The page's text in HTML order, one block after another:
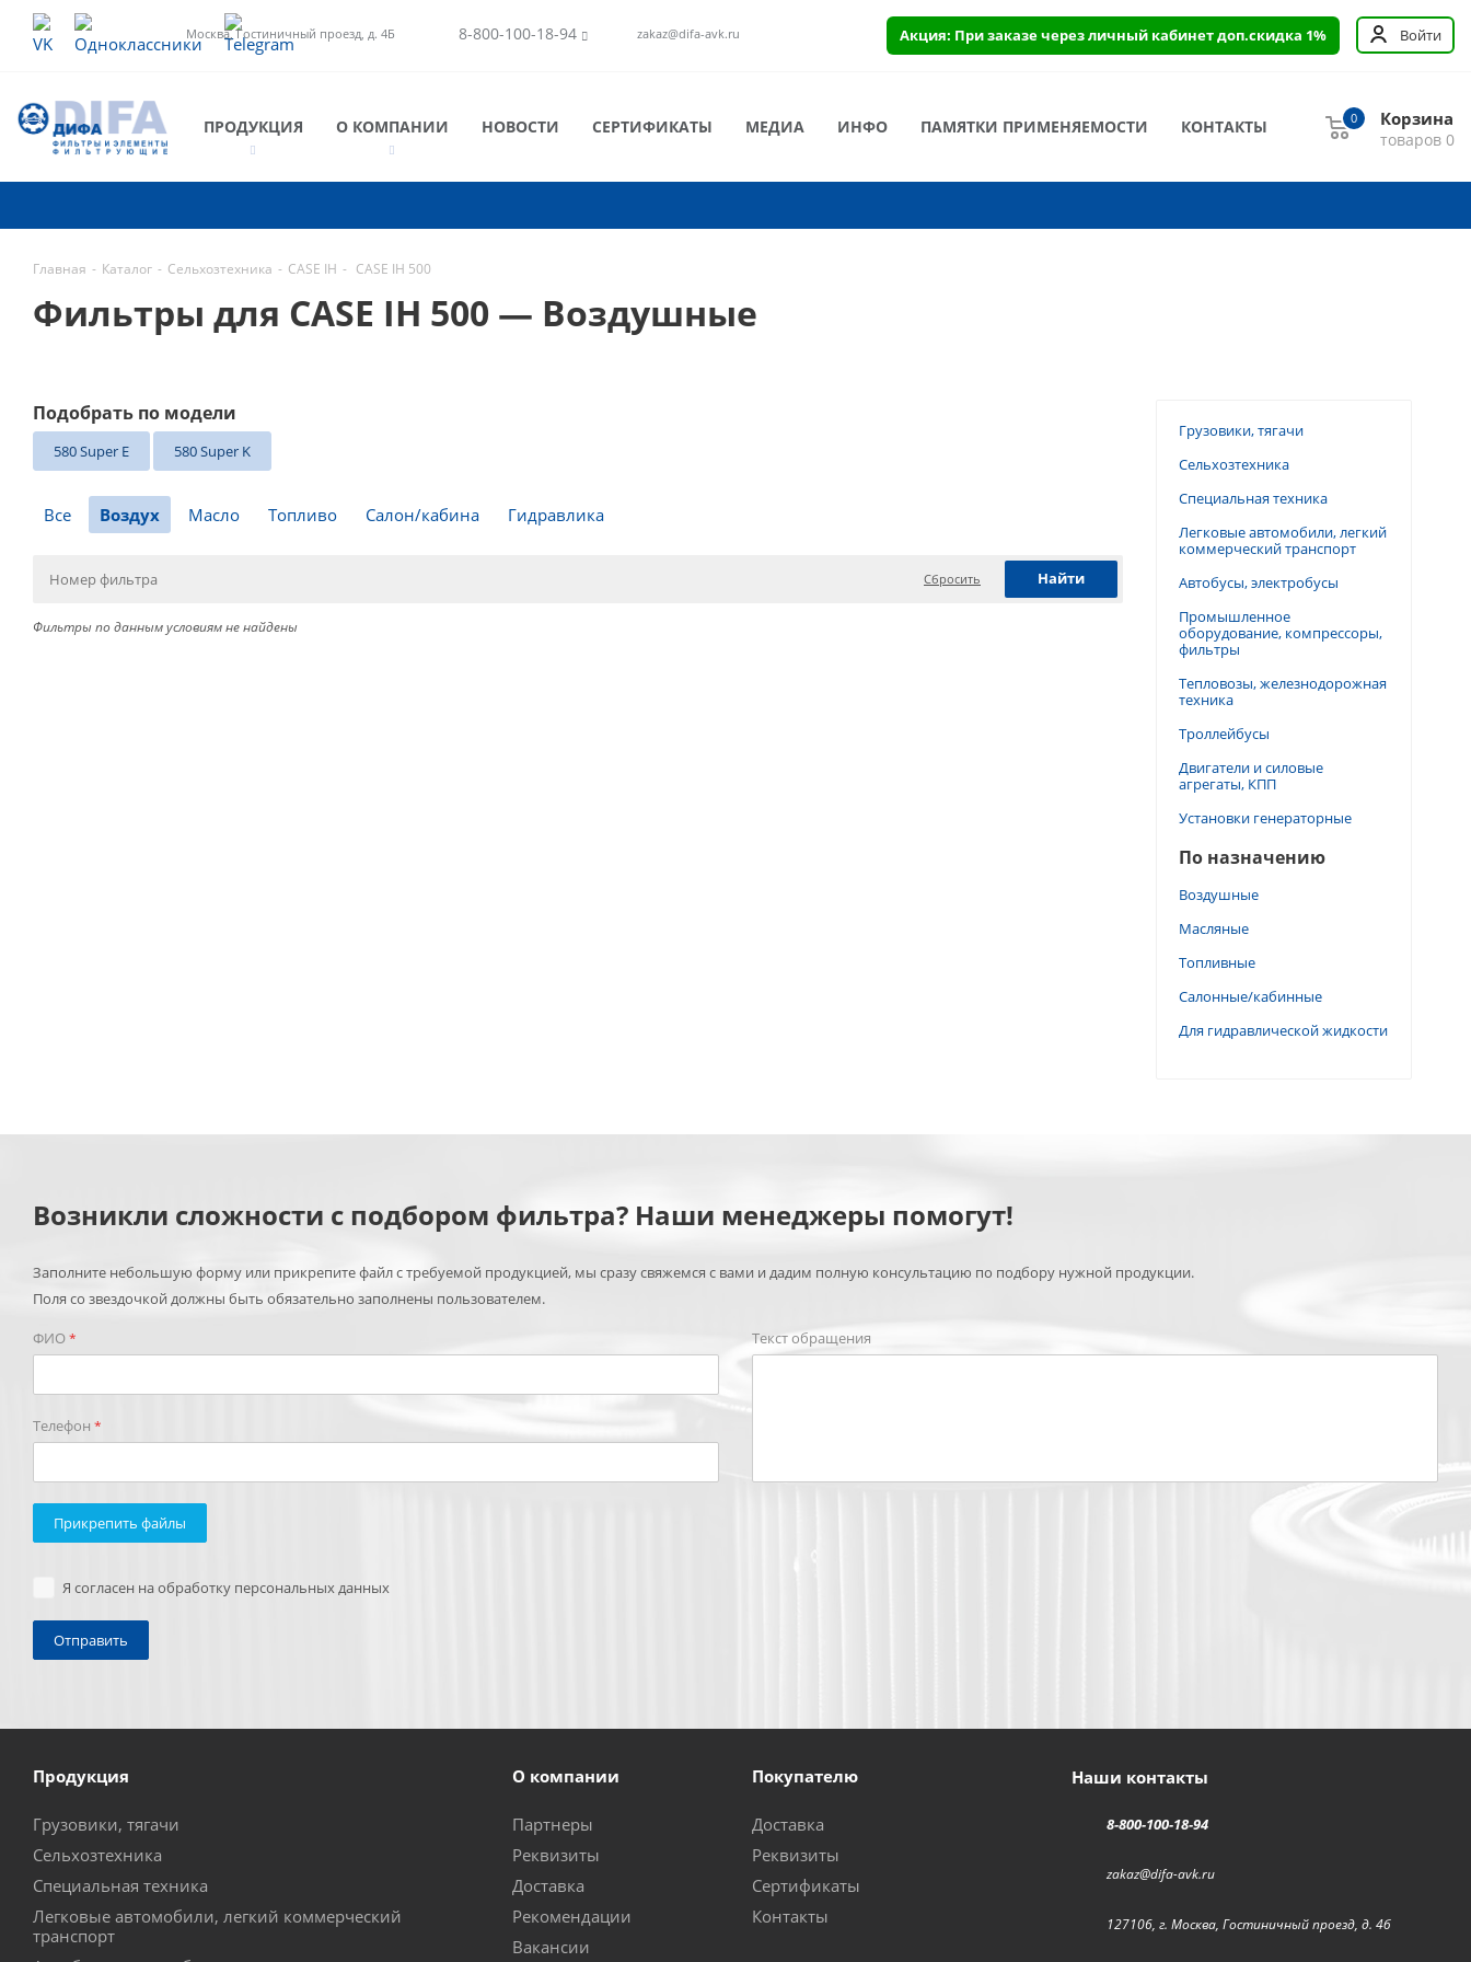
Москва, Гостиничный проезд, д. 4Б 8-800-100-18-94 zakaz@difa-avk.ru Акция: При заказе через личный кабинет доп.скидка 1% Войти
ПРОДУКЦИЯ О КОМПАНИИ НОВОСТИ СЕРТИФИКАТЫ МЕДИА ИНФО ПАМЯТКИ ПРИМЕНЯЕМОСТИ КОНТАКТЫ Корзина
товаров 0
0
Главная - Каталог - Сельхозтехника - CASE IH - CASE IH 500
Фильтры для CASE IH 500 — Воздушные
Подобрать по модели
580 Super E 580 Super K
Все Воздух Масло Топливо Салон/кабина Гидравлика
Сбросить
Фильтры по данным условиям не найдены
Грузовики, тягачи
Сельхозтехника
Специальная техника
Легковые автомобили, легкий
коммерческий транспорт
Автобусы, электробусы
Промышленное
оборудование, компрессоры,
фильтры
Тепловозы, железнодорожная
техника
Троллейбусы
Двигатели и силовые
агрегаты, КПП
Установки генераторные
По назначению
Воздушные
Масляные
Топливные
Салонные/кабинные
Для гидравлической жидкости
Возникли сложности с подбором фильтра? Наши менеджеры помогут!
Заполните небольшую форму или прикрепите файл с требуемой продукцией, мы сразу свяжемся с вами и дадим полную консультацию по подбору нужной продукции.
Поля со звездочкой должны быть обязательно заполнены пользователем.
ФИО*
Телефон *
Текст обращения
Прикрепить файлы
Я согласен на обработку персональных данных
Продукция
Грузовики, тягачи
Сельхозтехника
Специальная техника
Легковые автомобили, легкий коммерческий
транспорт
О компании
Партнеры
Реквизиты
Доставка
Рекомендации
Вакансии
Покупателю
Доставка
Реквизиты
Сертификаты
Контакты
Наши контакты
8-800-100-18-94
zakaz@difa-avk.ru
127106, г. Москва, Гостиничный проезд, д. 4б